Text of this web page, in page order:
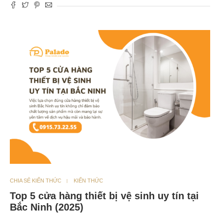
CHIA SẺ KIẾN THỨC KIẾN THỨC
Top 5 cửa hàng thiết bị vệ sinh uy tín tại
Bắc Ninh (2025)